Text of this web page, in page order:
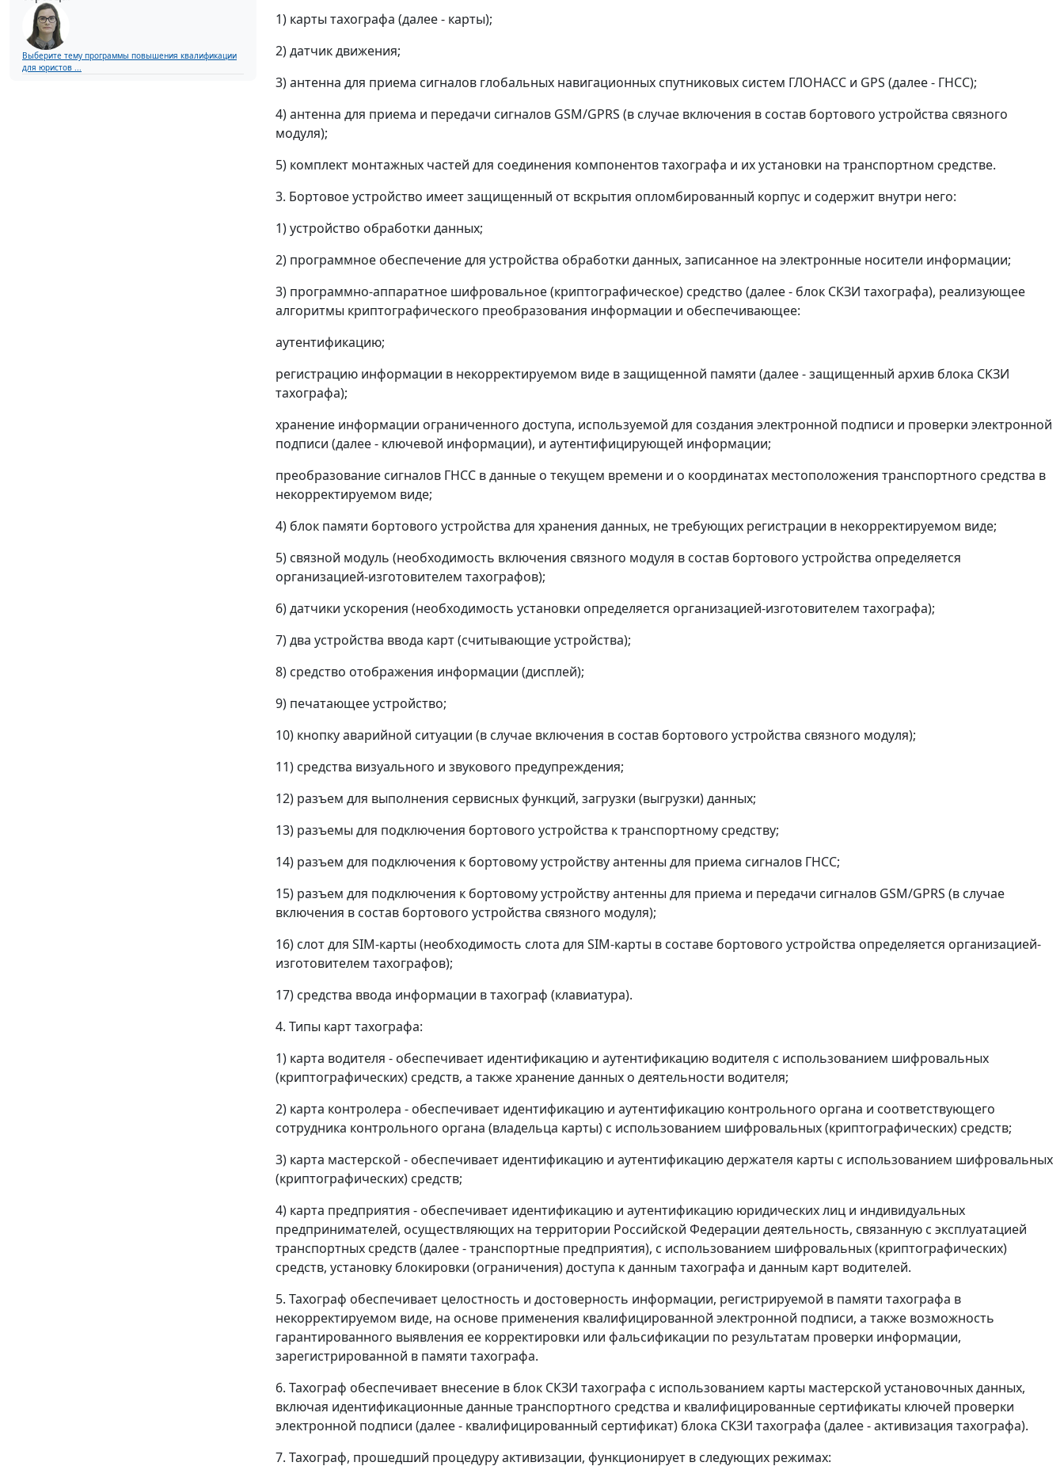
Выберите тему программы повышения квалификации
для юристов ...
1) карты тахографа (далее - карты);
2) датчик движения;
3) антенна для приема сигналов глобальных навигационных спутниковых систем ГЛОНАСС и GPS (далее - ГНСС);
4) антенна для приема и передачи сигналов GSM/GPRS (в случае включения в состав бортового устройства связного
модуля);
5) комплект монтажных частей для соединения компонентов тахографа и их установки на транспортном средстве.
3. Бортовое устройство имеет защищенный от вскрытия опломбированный корпус и содержит внутри него:
1) устройство обработки данных;
2) программное обеспечение для устройства обработки данных, записанное на электронные носители информации;
3) программно-аппаратное шифровальное (криптографическое) средство (далее - блок СКЗИ тахографа), реализующее
алгоритмы криптографического преобразования информации и обеспечивающее:
аутентификацию;
регистрацию информации в некорректируемом виде в защищенной памяти (далее - защищенный архив блока СКЗИ
тахографа);
хранение информации ограниченного доступа, используемой для создания электронной подписи и проверки электронной
подписи (далее - ключевой информации), и аутентифицирующей информации;
преобразование сигналов ГНСС в данные о текущем времени и о координатах местоположения транспортного средства в
некорректируемом виде;
4) блок памяти бортового устройства для хранения данных, не требующих регистрации в некорректируемом виде;
5) связной модуль (необходимость включения связного модуля в состав бортового устройства определяется
организацией-изготовителем тахографов);
6) датчики ускорения (необходимость установки определяется организацией-изготовителем тахографа);
7) два устройства ввода карт (считывающие устройства);
8) средство отображения информации (дисплей);
9) печатающее устройство;
10) кнопку аварийной ситуации (в случае включения в состав бортового устройства связного модуля);
11) средства визуального и звукового предупреждения;
12) разъем для выполнения сервисных функций, загрузки (выгрузки) данных;
13) разъемы для подключения бортового устройства к транспортному средству;
14) разъем для подключения к бортовому устройству антенны для приема сигналов ГНСС;
15) разъем для подключения к бортовому устройству антенны для приема и передачи сигналов GSM/GPRS (в случае
включения в состав бортового устройства связного модуля);
16) слот для SIM-карты (необходимость слота для SIM-карты в составе бортового устройства определяется организацией-
изготовителем тахографов);
17) средства ввода информации в тахограф (клавиатура).
4. Типы карт тахографа:
1) карта водителя - обеспечивает идентификацию и аутентификацию водителя с использованием шифровальных
(криптографических) средств, а также хранение данных о деятельности водителя;
2) карта контролера - обеспечивает идентификацию и аутентификацию контрольного органа и соответствующего
сотрудника контрольного органа (владельца карты) с использованием шифровальных (криптографических) средств;
3) карта мастерской - обеспечивает идентификацию и аутентификацию держателя карты с использованием шифровальных
(криптографических) средств;
4) карта предприятия - обеспечивает идентификацию и аутентификацию юридических лиц и индивидуальных
предпринимателей, осуществляющих на территории Российской Федерации деятельность, связанную с эксплуатацией
транспортных средств (далее - транспортные предприятия), с использованием шифровальных (криптографических)
средств, установку блокировки (ограничения) доступа к данным тахографа и данным карт водителей.
5. Тахограф обеспечивает целостность и достоверность информации, регистрируемой в памяти тахографа в
некорректируемом виде, на основе применения квалифицированной электронной подписи, а также возможность
гарантированного выявления ее корректировки или фальсификации по результатам проверки информации,
зарегистрированной в памяти тахографа.
6. Тахограф обеспечивает внесение в блок СКЗИ тахографа с использованием карты мастерской установочных данных,
включая идентификационные данные транспортного средства и квалифицированные сертификаты ключей проверки
электронной подписи (далее - квалифицированный сертификат) блока СКЗИ тахографа (далее - активизация тахографа).
7. Тахограф, прошедший процедуру активизации, функционирует в следующих режимах: